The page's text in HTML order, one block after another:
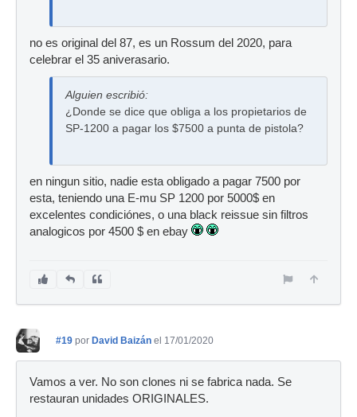
no es original del 87, es un Rossum del 2020, para
celebrar el 35 aniverasario.
Alguien escribió:
¿Donde se dice que obliga a los propietarios de
SP-1200 a pagar los $7500 a punta de pistola?
en ningun sitio, nadie esta obligado a pagar 7500 por
esta, teniendo una E-mu SP 1200 por 5000$ en
excelentes condiciónes, o una black reissue sin filtros
analogicos por 4500 $ en ebay
#19 por David Baizán el 17/01/2020
Vamos a ver. No son clones ni se fabrica nada. Se
restauran unidades ORIGINALES.